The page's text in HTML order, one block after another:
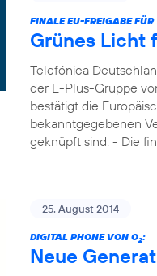
FINALE EU-FREIGABE
Grünes Licht
Telefónica
der E-Plus-Gruppe
bestätigt die
bekanntgegebenen
geknüpft sind. - Die
25. August 2014
DIGITAL PHONE VON O2:
Neue